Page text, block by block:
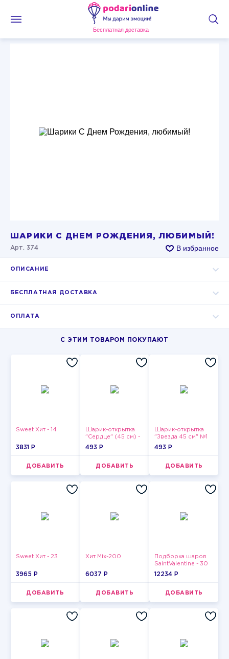
Бесплатная доставка
ШАРИКИ С ДНЕМ РОЖДЕНИЯ, ЛЮБИМЫЙ!
Арт. 374 В избранное
ОПИСАНИЕ
БЕСПЛАТНАЯ ДОСТАВКА
ОПЛАТА
С ЭТИМ ТОВАРОМ ПОКУПАЮТ
Sweet Хит - 14
3831 P
ДОБАВИТЬ
Шарик-открытка
"Сердце" (45 см) -
2
493 P
ДОБАВИТЬ
Шарик-открытка
"Звезда 45 см" №1
493 P
ДОБАВИТЬ
Sweet Хит - 23
3965 P
ДОБАВИТЬ
Хит Mix-200
6037 P
ДОБАВИТЬ
Подборка шаров
SaintValentine - 30
12234 P
ДОБАВИТЬ